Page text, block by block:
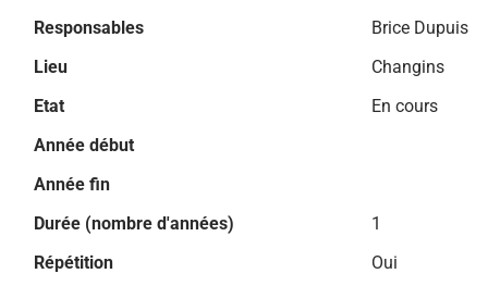
Responsables
Brice Dupuis
Lieu
Changins
Etat
En cours
Année début
Année fin
Durée (nombre d'années)
1
Répétition
Oui